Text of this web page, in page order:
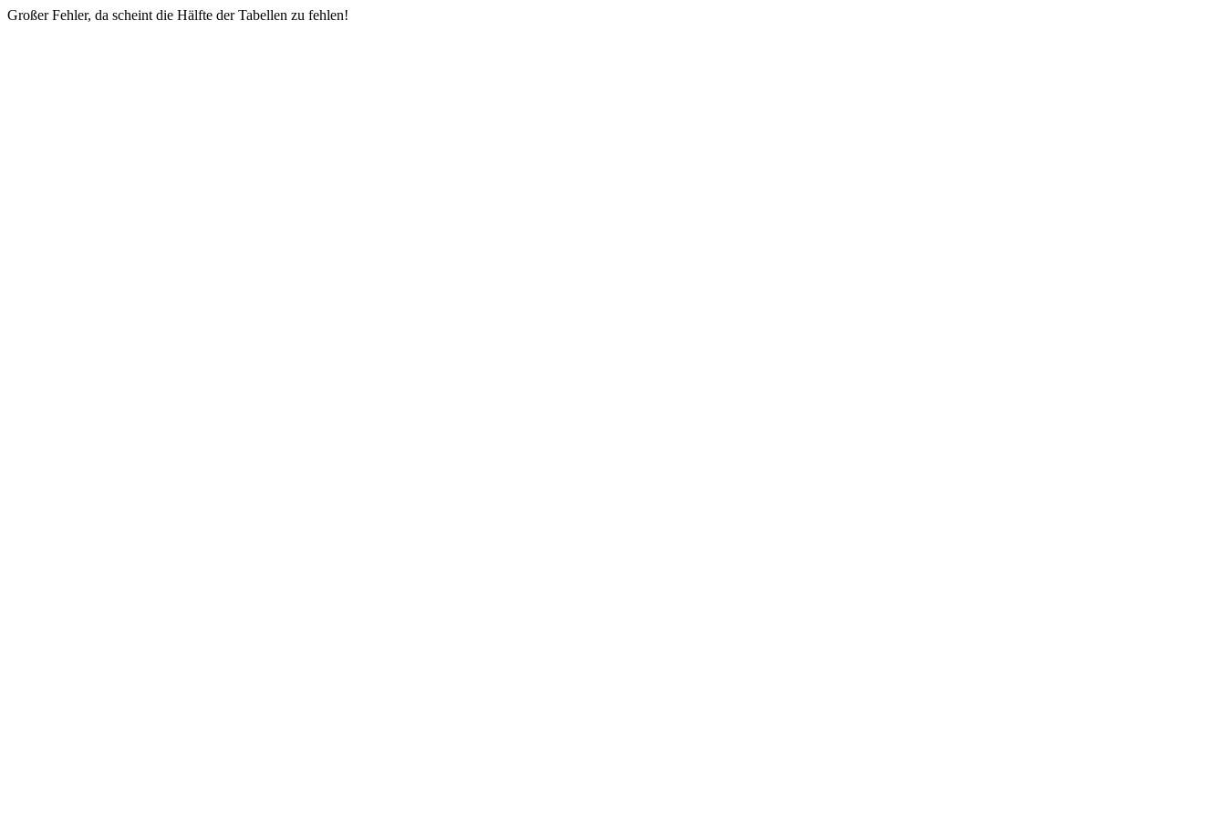
Großer Fehler, da scheint die Hälfte der Tabellen zu fehlen!